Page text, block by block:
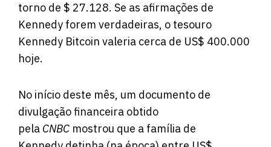
torno de $ 27.128. Se as afirmações de
Kennedy forem verdadeiras, o tesouro
Kennedy Bitcoin valeria cerca de US$ 400.000
hoje.
No início deste mês, um documento de
divulgação financeira obtido
pela CNBC mostrou que a família de